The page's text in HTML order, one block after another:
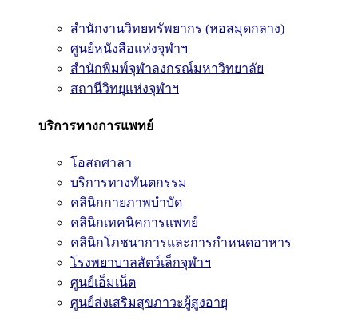
สำนักงานวิทยทรัพยากร (หอสมุดกลาง)
ศูนย์หนังสือแห่งจุฬาฯ
สำนักพิมพ์จุฬาลงกรณ์มหาวิทยาลัย
สถานีวิทยุแห่งจุฬาฯ
บริการทางการแพทย์
โอสถศาลา
บริการทางทันตกรรม
คลินิกกายภาพบำบัด
คลินิกเทคนิคการแพทย์
คลินิกโภชนาการและการกำหนดอาหาร
โรงพยาบาลสัตว์เล็กจุฬาฯ
ศูนย์เอ็มเน็ต
ศูนย์ส่งเสริมสุขภาวะผู้สูงอายุ